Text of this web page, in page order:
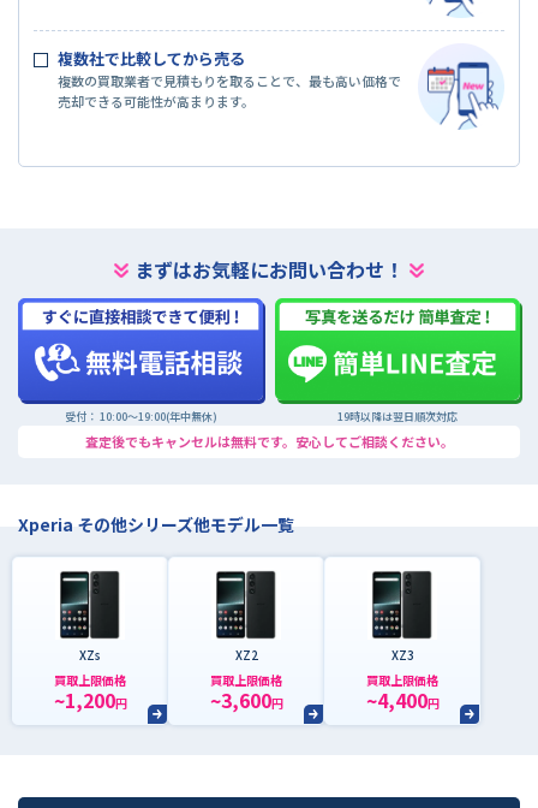
複数社で比較してから売る
複数の買取業者で見積もりを取ることで、最も高い価格で
売却できる可能性が高まります。
まずはお気軽にお問い合わせ！
受付： 10:00〜19:00(年中無休) 19時以降は翌日順次対応
査定後でもキャンセルは無料です。安心してご相談ください。
Xperia その他シリーズ他モデル一覧
XZs
買取上限価格
~1,200円
XZ2
買取上限価格
~3,600円
XZ3
買取上限価格
~4,400円